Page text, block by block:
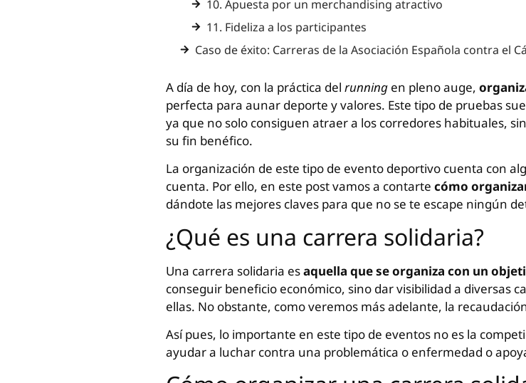
10. Apuesta por un merchandising atractivo
11. Fideliza a los participantes
Caso de éxito: Carreras de la Asociación Española contra el
A día de hoy, con la práctica del running en pleno auge,
perfecta para aunar deporte y valores. Este tipo de pruebas
ya que no solo consiguen atraer a los corredores habituales,
su fin benéfico.
La organización de este tipo de evento deportivo cuenta con
cuenta. Por ello, en este post vamos a contarte cómo
dándote las mejores claves para que no se te escape ningún
¿Qué es una carrera solidaria?
Una carrera solidaria esaquella que se organiza con un
conseguir beneficio económico, sino dar visibilidad a diversas
ellas. No obstante, como veremos más adelante, la
Así pues, lo importante en este tipo de eventos no es la
ayudar a luchar contra una problemática o enfermedad o